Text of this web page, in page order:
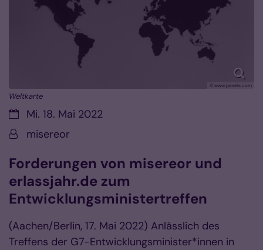
© www.pexels.com
Weltkarte
Datum:Mi. 18. Mai 2022
Von:misereor
Forderungen von misereor und
erlassjahr.de zum
Entwicklungsministertreffen
(Aachen/Berlin, 17. Mai 2022) Anlässlich des
Treffens der G7-Entwicklungsminister*innen in